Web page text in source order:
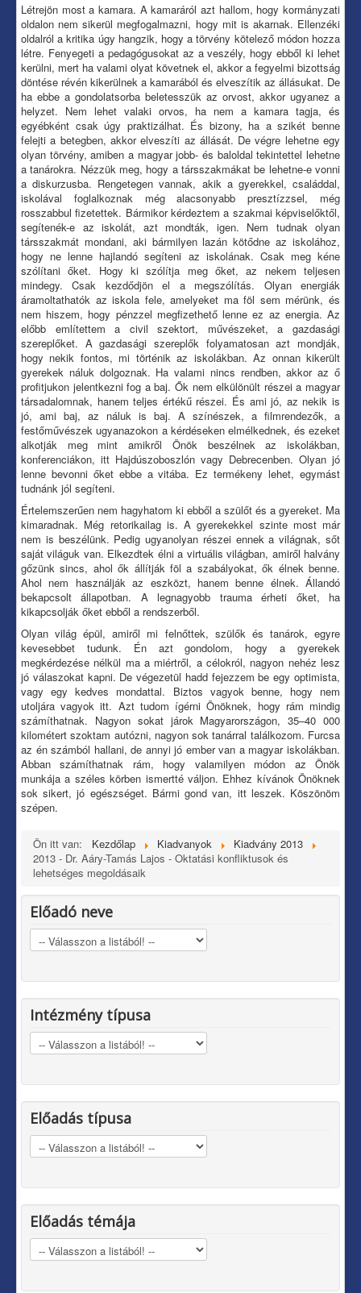
Létrejön most a kamara. A kamaráról azt hallom, hogy kormányzati
oldalon nem sikerül megfogalmazni, hogy mit is akarnak. Ellenzéki
oldalról a kritika úgy hangzik, hogy a törvény kötelező módon hozza
létre. Fenyegeti a pedagógusokat az a veszély, hogy ebből ki lehet
kerülni, mert ha valami olyat követnek el, akkor a fegyelmi bizottság
döntése révén kikerülnek a kamarából és elveszítik az állásukat. De
ha ebbe a gondolatsorba beletesszük az orvost, akkor ugyanez a
helyzet. Nem lehet valaki orvos, ha nem a kamara tagja, és
egyébként csak úgy praktizálhat. És bizony, ha a szikét benne
felejti a betegben, akkor elveszíti az állását. De végre lehetne egy
olyan törvény, amiben a magyar jobb- és baloldal tekintettel lehetne
a tanárokra. Nézzük meg, hogy a társszakmákat be lehetne-e vonni
a diskurzusba. Rengetegen vannak, akik a gyerekkel, családdal,
iskolával foglalkoznak még alacsonyabb presztízzsel, még
rosszabbul fizetettek. Bármikor kérdeztem a szakmai képviselőktől,
segítenék-e az iskolát, azt mondták, igen. Nem tudnak olyan
társszakmát mondani, aki bármilyen lazán kötődne az iskolához,
hogy ne lenne hajlandó segíteni az iskolának. Csak meg kéne
szólítani őket. Hogy ki szólítja meg őket, az nekem teljesen
mindegy. Csak kezdődjön el a megszólítás. Olyan energiák
áramoltathatók az iskola fele, amelyeket ma föl sem mérünk, és
nem hiszem, hogy pénzzel megfizethető lenne ez az energia. Az
előbb említettem a civil szektort, művészeket, a gazdasági
szereplőket. A gazdasági szereplők folyamatosan azt mondják,
hogy nekik fontos, mi történik az iskolákban. Az onnan kikerült
gyerekek náluk dolgoznak. Ha valami nincs rendben, akkor az ő
profitjukon jelentkezni fog a baj. Ők nem elkülönült részei a magyar
társadalomnak, hanem teljes értékű részei. És ami jó, az nekik is
jó, ami baj, az náluk is baj. A színészek, a filmrendezők, a
festőművészek ugyanazokon a kérdéseken elmélkednek, és ezeket
alkotják meg mint amikről Önök beszélnek az iskolákban,
konferenciákon, itt Hajdúszoboszlón vagy Debrecenben. Olyan jó
lenne bevonni őket ebbe a vitába. Ez termékeny lehet, egymást
tudnánk jól segíteni.
Értelemszerűen nem hagyhatom ki ebből a szülőt és a gyereket. Ma
kimaradnak. Még retorikailag is. A gyerekekkel szinte most már
nem is beszélünk. Pedig ugyanolyan részei ennek a világnak, sőt
saját világuk van. Elkezdtek élni a virtuális világban, amiről halvány
gőzünk sincs, ahol ők állítják föl a szabályokat, ők élnek benne.
Ahol nem használják az eszközt, hanem benne élnek. Állandó
bekapcsolt állapotban. A legnagyobb trauma érheti őket, ha
kikapcsolják őket ebből a rendszerből.
Olyan világ épül, amiről mi felnőttek, szülők és tanárok, egyre
kevesebbet tudunk. Én azt gondolom, hogy a gyerekek
megkérdezése nélkül ma a miértről, a célokról, nagyon nehéz lesz
jó válaszokat kapni. De végezetül hadd fejezzem be egy optimista,
vagy egy kedves mondattal. Biztos vagyok benne, hogy nem
utoljára vagyok itt. Azt tudom ígérni Önöknek, hogy rám mindig
számíthatnak. Nagyon sokat járok Magyarországon, 35–40 000
kilométert szoktam autózni, nagyon sok tanárral találkozom. Furcsa
az én számból hallani, de annyi jó ember van a magyar iskolákban.
Abban számíthatnak rám, hogy valamilyen módon az Önök
munkája a széles körben ismertté váljon. Ehhez kívánok Önöknek
sok sikert, jó egészséget. Bármi gond van, itt leszek. Köszönöm
szépen.
Ön itt van: Kezdőlap Kiadvanyok
Kiadvány 2013
2013 - Dr. Aáry-Tamás Lajos - Oktatási konfliktusok és
lehetséges megoldásaik
Előadó neve
Intézmény típusa
Előadás típusa
Előadás témája